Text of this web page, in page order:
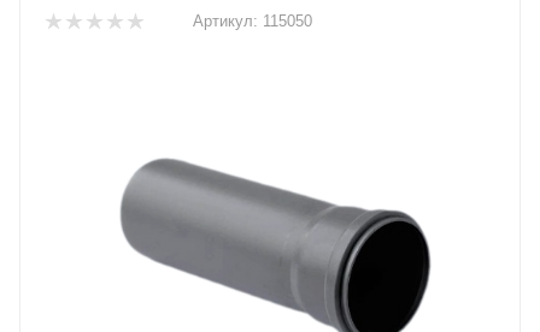
Артикул: 115050